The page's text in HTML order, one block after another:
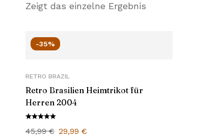
Zeigt das einzelne Ergebnis
-35%
RETRO BRAZIL
Retro Brasilien Heimtrikot für
Herren 2004
45,99€ 29,99 €